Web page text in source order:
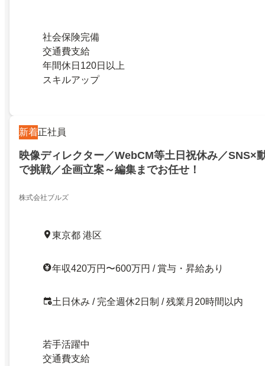
社会保険完備
交通費支給
年間休日120日以上
スキルアップ
新着正社員
映像ディレクター／WebCM等土日祝休み／SNS×
で挑戦／企画立案～編集までお任せ！
株式会社ブルズ
東京都 港区
年収420万円〜600万円 / 賞与・昇給あり
土日休み / 完全週休2日制 / 残業月20時間以内
若手活躍中
交通費支給